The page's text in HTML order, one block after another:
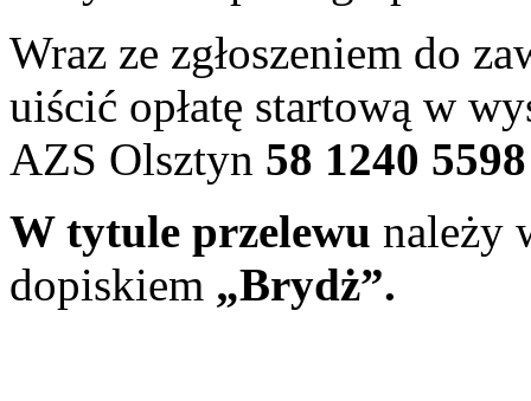
Wraz ze zgłoszeniem do
uiścić opłatę startową w
AZS Olsztyn 58 1240
W tytule przelewu należy
dopiskiem „Brydż”.